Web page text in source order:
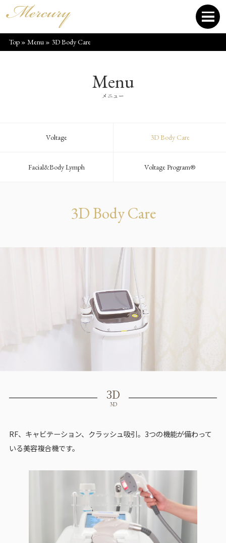
Top» Menu» 3D Body Care
Menu
メニュー
Voltage 3D Body Care
Facial&Body Lymph Voltage Program®
3D Body Care
3D
3D
RF、キャビテーション、クラッシュ吸引。3つの機能が備わって
いる美容複合機です。